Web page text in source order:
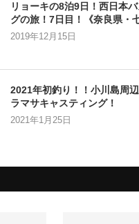
リョーキの8泊9日！西日本
グの旅！7日目！《奈良県・
2019年12月15日
2021年初釣り！！小川島周
ラマサキャスティング！
2021年1月25日